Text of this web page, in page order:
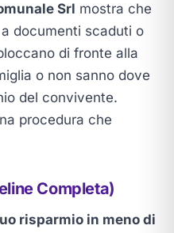
Srl mostra che
documenti scaduti o
di fronte alla
o non sanno dove
del convivente.
procedura che
Completa)
risparmio in meno di